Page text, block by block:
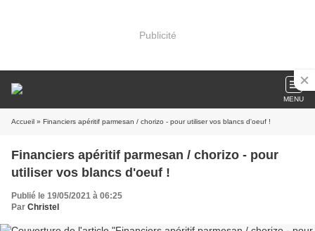
Publicité
MENU
Accueil » Financiers apéritif parmesan / chorizo - pour utiliser vos blancs d'oeuf !
Financiers apéritif parmesan / chorizo - pour
utiliser vos blancs d'oeuf !
Publié le 19/05/2021 à 06:25
Par Christel